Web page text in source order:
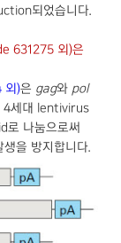
되었습니다.
631275 외)은
외)은 gag와 pol
4세대 lentivirus
로 나눔으로써
을 방지합니다.